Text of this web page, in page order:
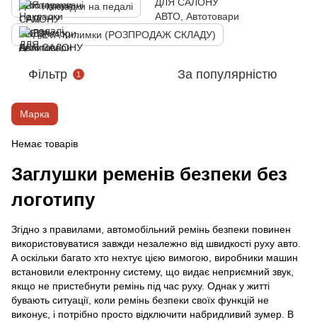
Накладки на педалі
EVA Килимки (РОЗПРОДАЖ СКЛАДУ)
Фільтр 1 За популярністю
Марка
Немає товарів
Заглушки ременів безпеки без
логотипу
Згідно з правилами, автомобільний ремінь безпеки повинен
використовуватися завжди незалежно від швидкості руху авто.
А оскільки багато хто нехтує цією вимогою, виробники машин
встановили електронну систему, що видає неприємний звук,
якщо не пристебнути ремінь під час руху. Однак у житті
бувають ситуації, коли ремінь безпеки своїх функцій не
виконує, і потрібно просто відключити набридливий зумер. В